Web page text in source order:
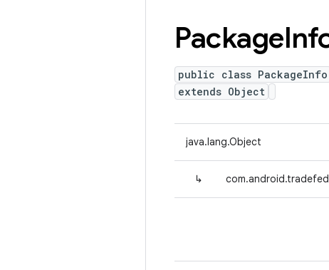
Package
public class PackageInfo
extends Object
java.lang.Object
↳